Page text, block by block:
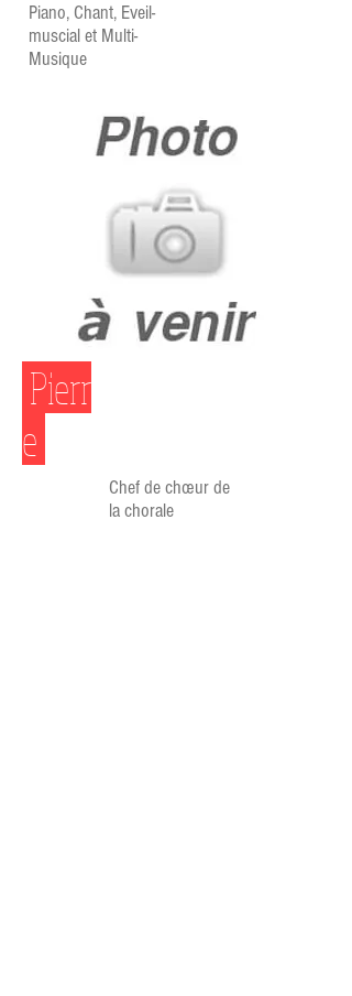
Piano, Chant, Eveil-
muscial et Multi-
Musique
Pierr
e
Chef de chœur de
la chorale